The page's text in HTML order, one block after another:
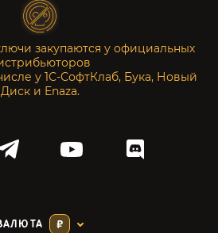
закупаются у официальных
у 1С-СофтКлаб, Бука, Новый
Диск и Enaza.
₽